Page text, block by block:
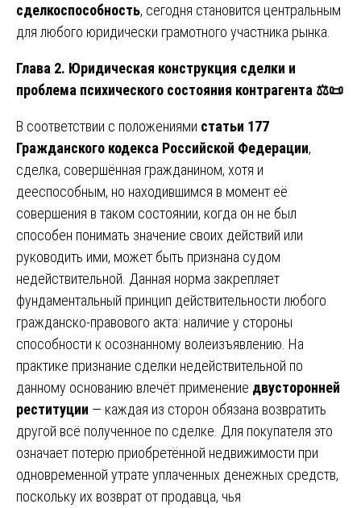
сделкоспособность, сегодня становится центральным
для любого юридически грамотного участника рынка.
Глава 2. Юридическая конструкция сделки и
проблема психического состояния контрагента ⚖📜
В соответствии с положениями статьи 177
Гражданского кодекса Российской Федерации,
сделка, совершённая гражданином, хотя и
дееспособным, но находившимся в момент её
совершения в таком состоянии, когда он не был
способен понимать значение своих действий или
руководить ими, может быть признана судом
недействительной. Данная норма закрепляет
фундаментальный принцип действительности любого
гражданско-правового акта: наличие у стороны
способности к осознанному волеизъявлению. На
практике признание сделки недействительной по
данному основанию влечёт применение двусторонней
реституции — каждая из сторон обязана возвратить
другой всё полученное по сделке. Для покупателя это
означает потерю приобретённой недвижимости при
одновременной утрате уплаченных денежных средств,
поскольку их возврат от продавца, чья